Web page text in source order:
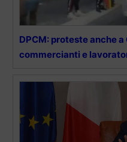
DPCM: proteste anche
commercianti e